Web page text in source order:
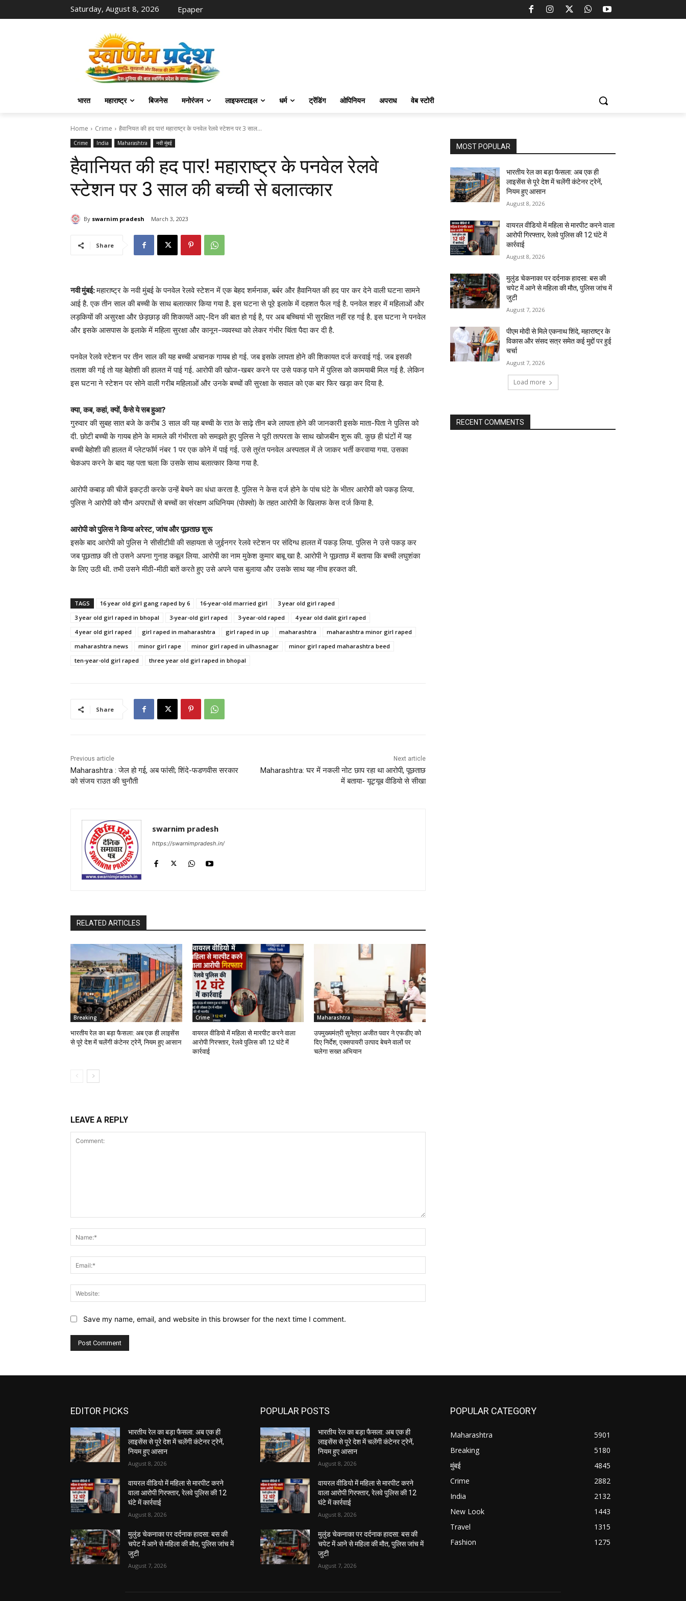
Saturday, August 8, 2026 Epaper
भारत महाराष्ट्र बिजनेस मनोरंजन लाइफस्‍टाइल धर्म ट्रेंडिंग ओपिनियन अपराध वेब स्टोरी
Home Crime हैवानियत की हद पार! महाराष्ट्र के पनवेल रेलवे स्टेशन पर 3 साल...
Crime India Maharashtra नवी मुंबई
हैवानियत की हद पार! महाराष्ट्र के पनवेल रेलवे
स्टेशन पर 3 साल की बच्ची से बलात्कार
By swarnim pradesh March 3, 2023
Share
नवी मुंबई:महाराष्ट्र के नवी मुंबई के पनवेल रेलवे स्टेशन में एक बेहद शर्मनाक, बर्बर और हैवानियत की हद पार कर देने वाली घटना सामने
आई है. एक तीन साल की बच्ची के साथ बलात्कार किया गया है. इस घटना से पूरे इलाके में दहशत फैल गई है. पनवेल शहर में महिलाओं और
लड़कियों की असुरक्षा और छेड़छाड़ की शिकायतें आए-दिन की बात हो गई है, पर अब बच्चियां भी सुरक्षित नहीं रह गई है. इस घटना ने पनवेल
और इसके आसपास के इलाके में महिला सुरक्षा और कानून-व्यवस्था को लेकर गंभीर चिंता पैदा कर दी है.
पनवेल रेलवे स्टेशन पर तीन साल की यह बच्ची अचानक गायब हो गई. जब इसके लापता होने की शिकायत दर्ज करवाई गई. जब इसकी
तलाश की गई तो यह बेहोशी की हालत में पाई गई. आरोपी की खोज-खबर करने पर उसे पकड़ पाने में पुलिस को कामयाबी मिल गई है. लेकिन
इस घटना ने स्टेशन पर सोने वाली गरीब महिलाओं और उनके बच्चों की सुरक्षा के सवाल को एक बार फिर खड़ा कर दिया है.
क्या, कब, कहां, क्यों, कैसे ये सब हुआ?
गुरुवार की सुबह सात बजे के करीब 3 साल की यह बच्ची के रात के साढ़े तीन बजे लापता होने की जानकारी इसके माता-पिता ने पुलिस को
दी. छोटी बच्ची के गायब होने के मामले की गंभीरता को समझते हुए पुलिस ने पूरी तत्परता के साथ खोजबीन शुरू की. कुछ ही घंटों में यह
बच्ची बेहोशी की हालत में प्लेटफॉर्म नंबर 1 पर एक कोने में पाई गई. उसे तुरंत पनवेल अस्पताल में ले जाकर भर्ती करवाया गया. उसका
चेकअप करने के बाद यह पता चला कि उसके साथ बलात्कार किया गया है.
आरोपी कबाड़ की चीजें इकट्ठी करके उन्हें बेचने का धंधा करता है. पुलिस ने केस दर्ज होने के पांच घंटे के भीतर आरोपी को पकड़ लिया.
पुलिस ने आरोपी को यौन अपराधों से बच्चों का संरक्षण अधिनियम (पोक्सो) के तहत आरोपी के खिलाफ केस दर्ज किया है.
आरोपी को पुलिस ने किया अरेस्ट, जांच और पूछताछ शुरू
इसके बाद आरोपी को पुलिस ने सीसीटीवी की सहायता से जुईनगर रेलवे स्टेशन पर संदिग्ध हालत में पकड़ लिया. पुलिस ने उसे पकड़ कर
जब पूछताछ की तो उसने अपना गुनाह कबूल लिया. आरोपी का नाम मुकेश कुमार बाबू खा है. आरोपी ने पूछताछ में बताया कि बच्ची लघुशंका
के लिए उठी थी. तभी उसने मीठी-मीठी बातें करते हुए उसे अपने पास बुलाया और उसके साथ यह नीच हरकत की.
TAGS 16 year old girl gang raped by 6 16-year-old married girl
3 year old girl raped
3 year old girl raped in bhopal
3-year-old girl raped 3-year-old raped
4 year old dalit girl raped
4 year old girl raped
girl raped in maharashtra girl raped in up maharashtra
maharashtra minor girl raped
maharashtra news
minor girl rape minor girl raped in ulhasnagar
minor girl raped maharashtra beed
ten-year-old girl raped
three year old girl raped in bhopal
Share
Previous article
Maharashtra : जेल हो गई, अब फांसी; शिंदे-फडणवीस सरकार
को संजय राउत की चुनौती
Next article
Maharashtra: घर में नकली नोट छाप रहा था आरोपी, पूछताछ
में बताया- यूट्यूब वीडियो से सीखा
swarnim pradesh
https://swarnimpradesh.in/
RELATED ARTICLES
Breaking
भारतीय रेल का बड़ा फैसला: अब एक ही लाइसेंस
से पूरे देश में चलेंगी कंटेनर ट्रेनें, नियम हुए आसान
Crime
वायरल वीडियो में महिला से मारपीट करने वाला
आरोपी गिरफ्तार, रेलवे पुलिस की 12 घंटे में
कार्रवाई
Maharashtra
उपमुख्यमंत्री सुनेत्रा अजीत पवार ने एफडीए को
दिए निर्देश, एक्सपायरी उत्पाद बेचने वालों पर
चलेगा सख्त अभियान
LEAVE A REPLY
Save my name, email, and website in this browser for the next time I comment.
MOST POPULAR
भारतीय रेल का बड़ा फैसला: अब एक ही
लाइसेंस से पूरे देश में चलेंगी कंटेनर ट्रेनें,
नियम हुए आसान
August 8, 2026
वायरल वीडियो में महिला से मारपीट करने वाला
आरोपी गिरफ्तार, रेलवे पुलिस की 12 घंटे में
कार्रवाई
August 8, 2026
मुलुंड चेकनाका पर दर्दनाक हादसा: बस की
चपेट में आने से महिला की मौत, पुलिस जांच में
जुटी
August 7, 2026
पीएम मोदी से मिले एकनाथ शिंदे, महाराष्ट्र के
विकास और संसद सत्र समेत कई मुद्दों पर हुई
चर्चा
August 7, 2026
Load more
RECENT COMMENTS
EDITOR PICKS
भारतीय रेल का बड़ा फैसला: अब एक ही
लाइसेंस से पूरे देश में चलेंगी कंटेनर ट्रेनें,
नियम हुए आसान
August 8, 2026
वायरल वीडियो में महिला से मारपीट करने
वाला आरोपी गिरफ्तार, रेलवे पुलिस की 12
घंटे में कार्रवाई
August 8, 2026
मुलुंड चेकनाका पर दर्दनाक हादसा: बस की
चपेट में आने से महिला की मौत, पुलिस जांच में
जुटी
August 7, 2026
POPULAR POSTS
भारतीय रेल का बड़ा फैसला: अब एक ही
लाइसेंस से पूरे देश में चलेंगी कंटेनर ट्रेनें,
नियम हुए आसान
August 8, 2026
वायरल वीडियो में महिला से मारपीट करने
वाला आरोपी गिरफ्तार, रेलवे पुलिस की 12
घंटे में कार्रवाई
August 8, 2026
मुलुंड चेकनाका पर दर्दनाक हादसा: बस की
चपेट में आने से महिला की मौत, पुलिस जांच में
जुटी
August 7, 2026
POPULAR CATEGORY
Maharashtra
5901
Breaking
5180
मुंबई
4845
Crime
2882
India
2132
New Look
1443
Travel
1315
Fashion
1275